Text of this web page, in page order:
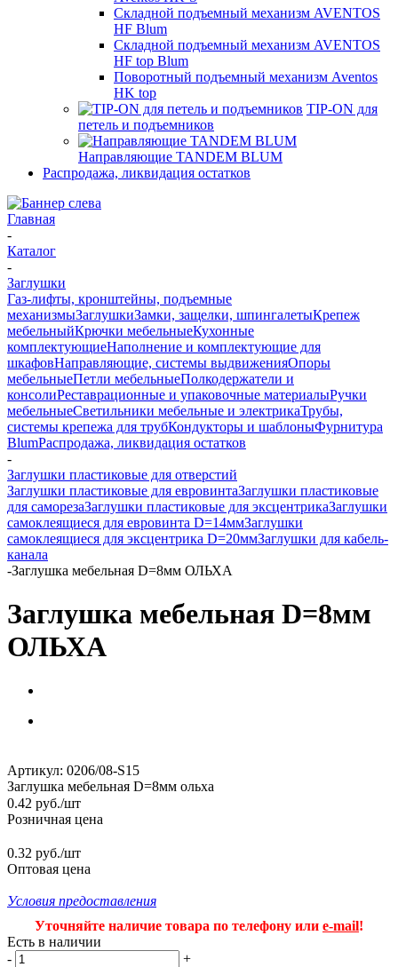
Складной подъемный механизм AVENTOS
HF Blum
Складной подъемный механизм AVENTOS
HF top Blum
Поворотный подъемный механизм Aventos
HK top
TIP-ON для
петель и подъемников
Направляющие TANDEM BLUM
Распродажа, ликвидация остатков
Главная
-
Каталог
-
Заглушки
Газ-лифты, кронштейны, подъемные
механизмыЗаглушкиЗамки, защелки, шпингалетыКрепеж
мебельныйКрючки мебельныеКухонные
комплектующиеНаполнение и комплектующие для
шкафовНаправляющие, системы выдвиженияОпоры
мебельныеПетли мебельныеПолкодержатели и
консолиРеставрационные и упаковочные материалыРучки
мебельныеСветильники мебельные и электрикаТрубы,
системы крепежа для трубКондукторы и шаблоныФурнитура
BlumРаспродажа, ликвидация остатков
-
Заглушки пластиковые для отверстий
Заглушки пластиковые для евровинтаЗаглушки пластиковые
для саморезаЗаглушки пластиковые для эксцентрикаЗаглушки
самоклеящиеся для евровинта D=14ммЗаглушки
самоклеящиеся для эксцентрика D=20ммЗаглушки для кабель-
канала
-Заглушка мебельная D=8мм ОЛЬХА
Заглушка мебельная D=8мм
ОЛЬХА
Артикул: 0206/08-S15
Заглушка мебельная D=8мм ольха
0.42 руб./шт
Розничная цена
0.32 руб./шт
Оптовая цена
Условия предоставления
Уточняйте наличие товара по телефону или e-mail!
Есть в наличии
-
+